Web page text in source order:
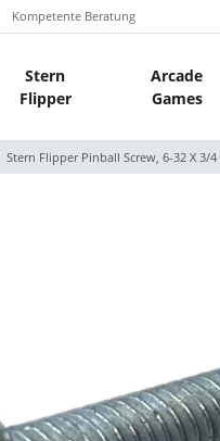
Kompetente Beratung
Stern
Flipper
Arcade
Games
Stern Flipper Pinball Screw, 6-32 X 3/4